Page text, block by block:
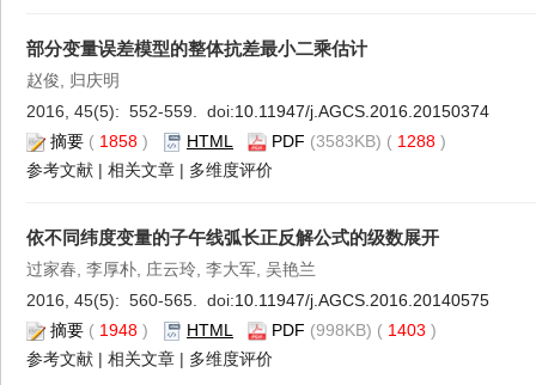
部分变量误差模型的整体抗差最小二乘估计
赵俊, 归庆明
2016, 45(5): 552-559. doi:10.11947/j.AGCS.2016.20150374
摘要 ( 1858 ) HTML PDF (3583KB) ( 1288 )
参考文献 | 相关文章 | 多维度评价
依不同纬度变量的子午线弧长正反解公式的级数展开
过家春, 李厚朴, 庄云玲, 李大军, 吴艳兰
2016, 45(5): 560-565. doi:10.11947/j.AGCS.2016.20140575
摘要 ( 1948 ) HTML PDF (998KB) ( 1403 )
参考文献 | 相关文章 | 多维度评价